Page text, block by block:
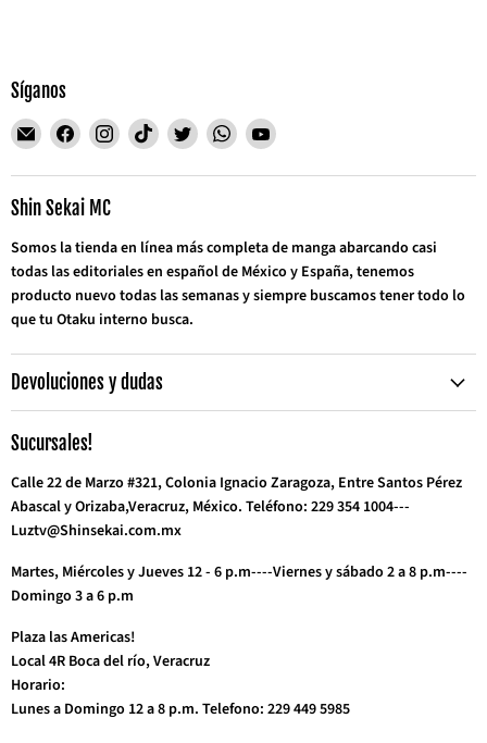
Síganos
Encuéntrenos
Correo
electrónico
Encuéntrenos
Facebook
Encuéntrenos
Instagram
Encuéntrenos
TikTok
Encuéntrenos
Twitter
Encuéntrenos
WhatsApp
Encuéntrenos
YouTube
Shin Sekai MC
Somos la tienda en línea más completa de manga abarcando casi
todas las editoriales en español de México y España, tenemos
producto nuevo todas las semanas y siempre buscamos tener todo lo
que tu Otaku interno busca.
Devoluciones y dudas
Sucursales!
Calle 22 de Marzo #321, Colonia Ignacio Zaragoza, Entre Santos Pérez
Abascal y Orizaba,Veracruz, México. Teléfono: 229 354 1004---
Luztv@Shinsekai.com.mx
Martes, Miércoles y Jueves 12 - 6 p.m----Viernes y sábado 2 a 8 p.m----
Domingo 3 a 6 p.m
Plaza las Americas!
Local 4R Boca del río, Veracruz
Horario:
Lunes a Domingo 12 a 8 p.m. Telefono: 229 449 5985